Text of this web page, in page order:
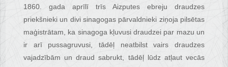
1860. gada aprīlī trīs Aizputes ebreju draudzes
priekšnieki un divi sinagogas pārvaldnieki ziņoja pilsētas
maģistrātam, ka sinagoga kļuvusi draudzei par mazu un
ir arī pussagruvusi, tādēļ neatbilst vairs draudzes
vajadzībām un draud sabrukt, tādēļ lūdz atļaut vecās